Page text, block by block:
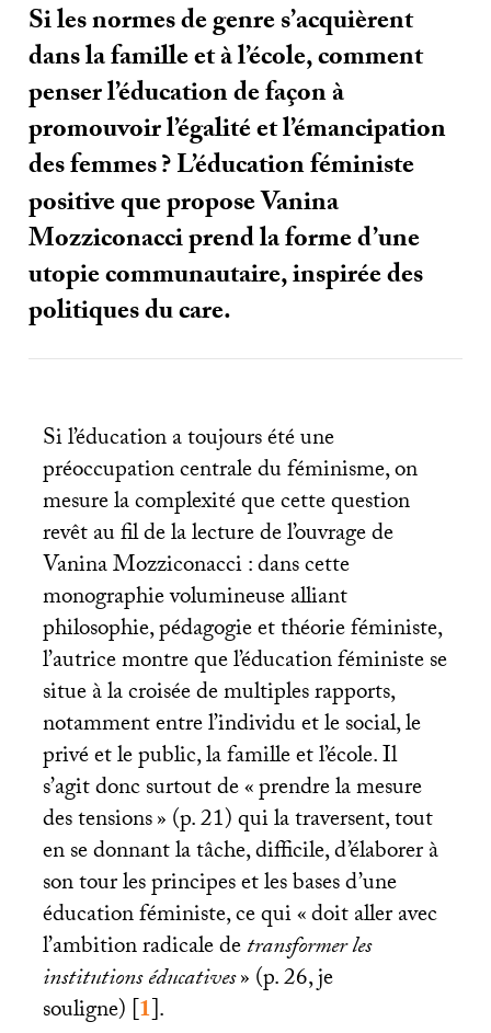
Si les normes de genre s’acquièrent
dans la famille et à l’école, comment
penser l’éducation de façon à
promouvoir l’égalité et l’émancipation
des femmes? L’éducation féministe
positive que propose Vanina
Mozziconacci prend la forme d’une
utopie communautaire, inspirée des
politiques du care.
Si l’éducation a toujours été une
préoccupation centrale du féminisme, on
mesure la complexité que cette question
revêt au fil de la lecture de l’ouvrage de
Vanina Mozziconacci : dans cette
monographie volumineuse alliant
philosophie, pédagogie et théorie féministe,
l’autrice montre que l’éducation féministe se
situe à la croisée de multiples rapports,
notamment entre l’individu et le social, le
privé et le public, la famille et l’école. Il
s’agit donc surtout de «prendre la mesure
des tensions» (p. 21) qui la traversent, tout
en se donnant la tâche, difficile, d’élaborer à
son tour les principes et les bases d’une
éducation féministe, ce qui «doit aller avec
l’ambition radicale detransformer les
institutions éducatives» (p. 26, je
souligne)[1].